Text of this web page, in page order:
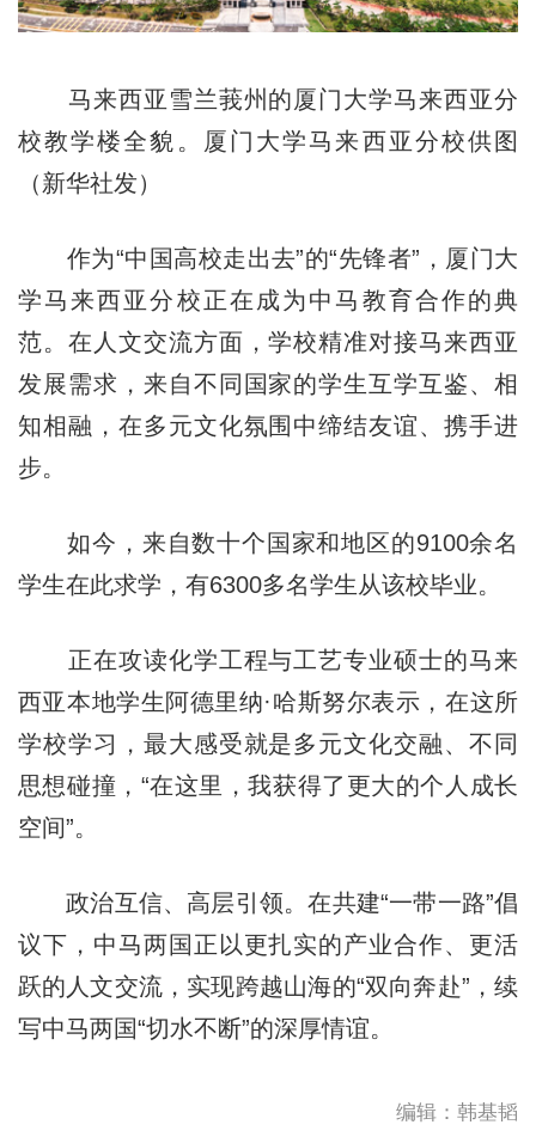
马来西亚雪兰莪州的厦门大学马来西亚分
校教学楼全貌。厦门大学马来西亚分校供图
（新华社发）
作为“中国高校走出去”的“先锋者”，厦门大
学马来西亚分校正在成为中马教育合作的典
范。在人文交流方面，学校精准对接马来西亚
发展需求，来自不同国家的学生互学互鉴、相
知相融，在多元文化氛围中缔结友谊、携手进
步。
如今，来自数十个国家和地区的9100余名
学生在此求学，有6300多名学生从该校毕业。
正在攻读化学工程与工艺专业硕士的马来
西亚本地学生阿德里纳·哈斯努尔表示，在这所
学校学习，最大感受就是多元文化交融、不同
思想碰撞，“在这里，我获得了更大的个人成长
空间”。
政治互信、高层引领。在共建“一带一路”倡
议下，中马两国正以更扎实的产业合作、更活
跃的人文交流，实现跨越山海的“双向奔赴”，续
写中马两国“切水不断”的深厚情谊。
编辑：韩基韬